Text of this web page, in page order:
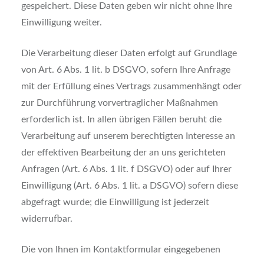
gespeichert. Diese Daten geben wir nicht ohne Ihre
Einwilligung weiter.
Die Verarbeitung dieser Daten erfolgt auf Grundlage
von Art. 6 Abs. 1 lit. b DSGVO, sofern Ihre Anfrage
mit der Erfüllung eines Vertrags zusammenhängt oder
zur Durchführung vorvertraglicher Maßnahmen
erforderlich ist. In allen übrigen Fällen beruht die
Verarbeitung auf unserem berechtigten Interesse an
der effektiven Bearbeitung der an uns gerichteten
Anfragen (Art. 6 Abs. 1 lit. f DSGVO) oder auf Ihrer
Einwilligung (Art. 6 Abs. 1 lit. a DSGVO) sofern diese
abgefragt wurde; die Einwilligung ist jederzeit
widerrufbar.
Die von Ihnen im Kontaktformular eingegebenen